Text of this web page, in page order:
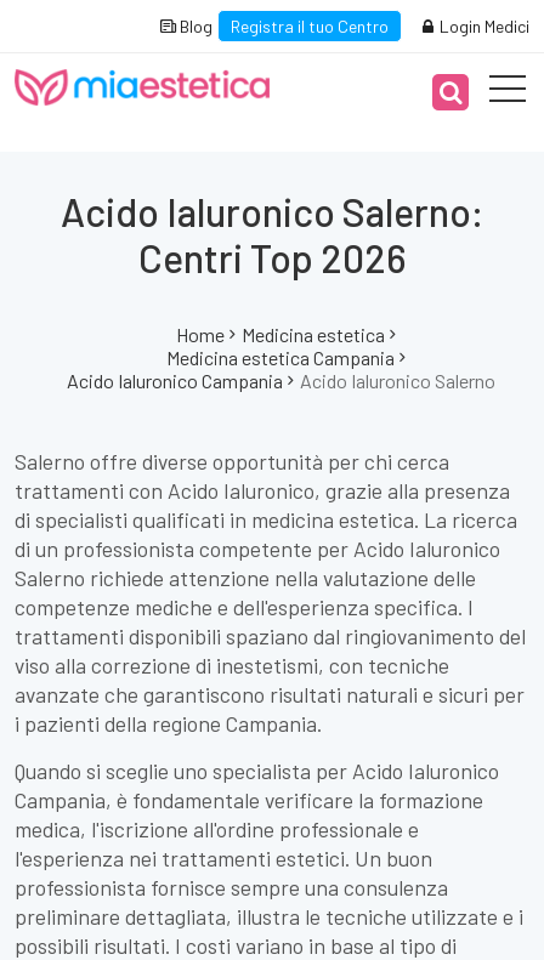
Blog Registra il tuo Centro Login Medici
Acido Ialuronico Salerno:
Centri Top 2026
Home
Medicina estetica
Medicina estetica Campania
Acido Ialuronico Campania
Acido Ialuronico Salerno
Salerno offre diverse opportunità per chi cerca
trattamenti con Acido Ialuronico, grazie alla presenza
di specialisti qualificati in medicina estetica. La ricerca
di un professionista competente per Acido Ialuronico
Salerno richiede attenzione nella valutazione delle
competenze mediche e dell'esperienza specifica. I
trattamenti disponibili spaziano dal ringiovanimento del
viso alla correzione di inestetismi, con tecniche
avanzate che garantiscono risultati naturali e sicuri per
i pazienti della regione Campania.
Quando si sceglie uno specialista per Acido Ialuronico
Campania, è fondamentale verificare la formazione
medica, l'iscrizione all'ordine professionale e
l'esperienza nei trattamenti estetici. Un buon
professionista fornisce sempre una consulenza
preliminare dettagliata, illustra le tecniche utilizzate e i
possibili risultati. I costi variano in base al tipo di